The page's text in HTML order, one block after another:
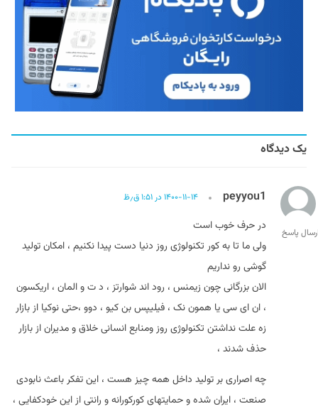
یک دیدگاه
peyyou1 ۱۴۰۰-۱۱-۱۴ در ۱:۵۱ ق٫ظ
در حرف خوب است
ولی ما تا به کور تکنولوژی روز دنیا دست پیدا نکنیم ، امکان تولید
گوشی رو نداریم
الان بزرگانی چون زیمنس ، رود اند شوارتز ، د ت و المان ، اریکسون
، ان ای سی یا همون نک ، فیلیپس بن کیو ، دوو ،حتی نوکیا از بازار
زه علت نداشتن تکنولوژی روز و‌منابع انسانی خلاق و مدیران از بازار
حذف شدند ،
چه اصراری بر تولید داخل همه چیز هست ، این تفکر باعث نابودی
صنعت ، ایران شده و حمایتهای کورکورانه و رانتی از این خودکفایی ،
پاسخ